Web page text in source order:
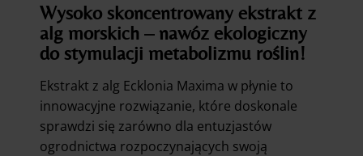
Wysoko skoncentrowany ekstrakt z
alg morskich – nawóz ekologiczny
do stymulacji metabolizmu roślin!
Ekstrakt z alg Ecklonia Maxima w płynie to
innowacyjne rozwiązanie, które doskonale
sprawdzi się zarówno dla entuzjastów
ogrodnictwa rozpoczynających swoją